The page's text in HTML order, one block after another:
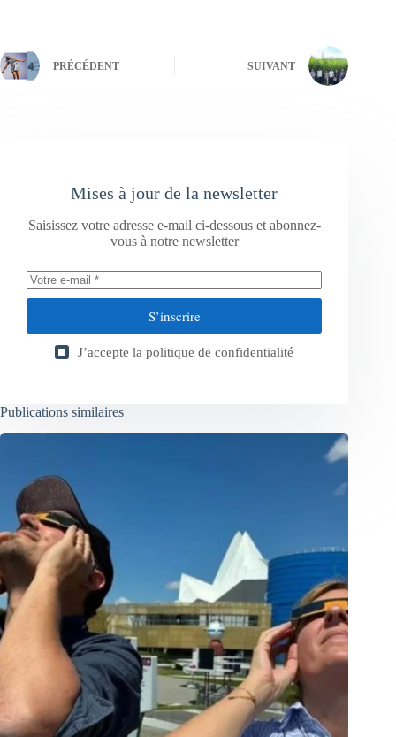
PRÉCÉDENT SUIVANT
Mises à jour de la newsletter
Saisissez votre adresse e-mail ci-dessous et abonnez-
vous à notre newsletter
S’inscrire
J’accepte la politique de confidentialité
Publications similaires